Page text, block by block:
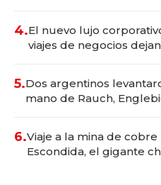
4.El nuevo lujo
viajes de negocios
5.Dos argentinos
mano de Rauch,
6.Viaje a la mina de
Escondida, el gigante